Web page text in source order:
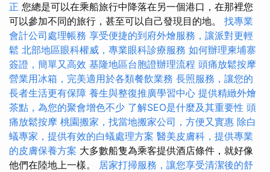
正 您總是可以在乘船旅行中降落在另一個港口，在那裡您
可以參加不同的旅行，甚至可以自己發現目的地。 找專業
會計公司處理帳務 享受便捷的到府外燴服務，讓派對更輕
鬆 北部地區眼科權威，專業眼科診療服務 如何辦理柬埔寨
簽證，簡單又高效 基隆地區台胞證辦理流程 頭痛放鬆按摩
營業用冰箱，完美適用於各類餐飲業務 長照服務，讓您的
長者生活更有保障 養生與整復推廣學習中心 提供精緻外燴
茶點，為您的聚會增色不少 了解SEO是什麼及其重要性 頭
痛放鬆按摩 桃園搬家，找當地搬家公司，方便又實惠 除白
蟻專家，提供有效的白蟻處理方案 醫美皮膚科，提供專業
的皮膚保養方案 大多數船隻為乘客提供酒店條件，就好像
他們在陸地上一樣。 居家打掃服務，讓您享受清潔後的舒